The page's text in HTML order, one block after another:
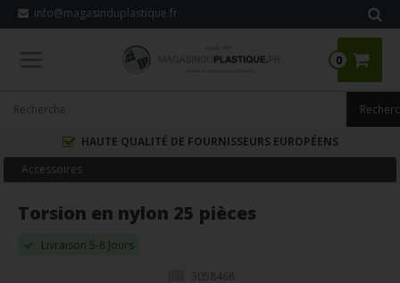
info@magasinduplastique.fr
0
HAUTE QUALITÉ DE FOURNISSEURS EUROPÉENS
Accessoires
Torsion en nylon 25 pièces
Livraison 5-8 Jours
3058468